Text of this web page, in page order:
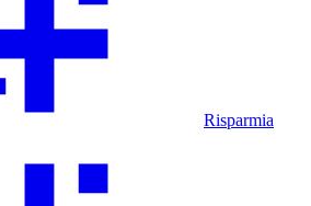
Risparmia